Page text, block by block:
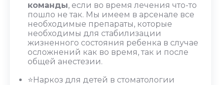
команды, если во время лечения что-то
пошло не так. Мы имеем в арсенале все
необходимые препараты, которые
необходимы для стабилизации
жизненного состояния ребенка в случае
осложнений как во время, так и после
общей анестезии.
⭐Наркоз для детей в стоматологии